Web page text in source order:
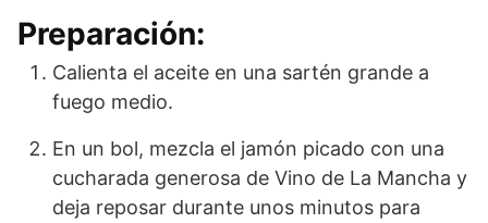
Preparación:
Calienta el aceite en una sartén grande a
fuego medio.
En un bol, mezcla el jamón picado con una
cucharada generosa de Vino de La Mancha y
deja reposar durante unos minutos para